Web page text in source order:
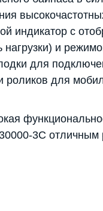
индикатор с
и
для
роликов для
3C